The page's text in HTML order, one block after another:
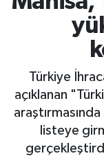
Türkiye
açıklanan
listeye
RESMİ İLAN
BİLİM VE
RESMİ İLAN
Tarih
Çevre